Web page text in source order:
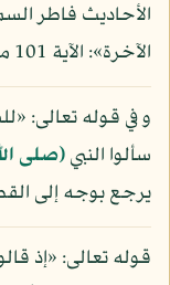
الأحاديث فاطر
الآخرة»: الآية 101 من السورة.
و في قوله تعالى:
سألوا النبي(صلى
يرجع بوجه إلى
قوله تعالى: «إذ